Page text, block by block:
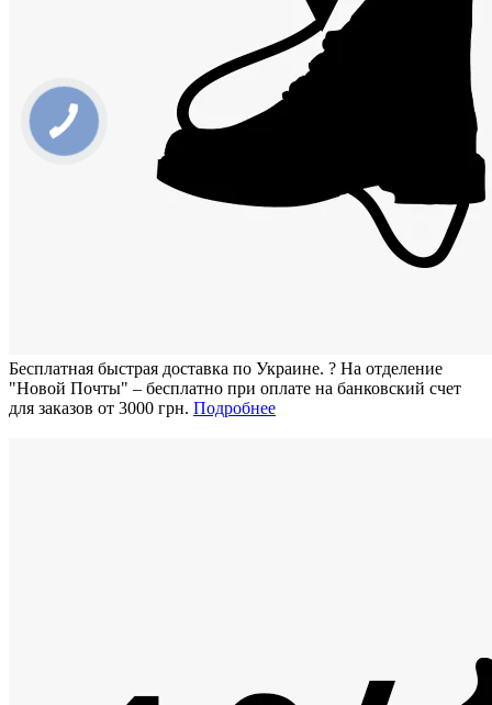
Бесплатная быстрая доставка по Украине. ? На отделение
"Новой Почты" – бесплатно при оплате на банковский счет
для заказов от 3000 грн. Подробнее